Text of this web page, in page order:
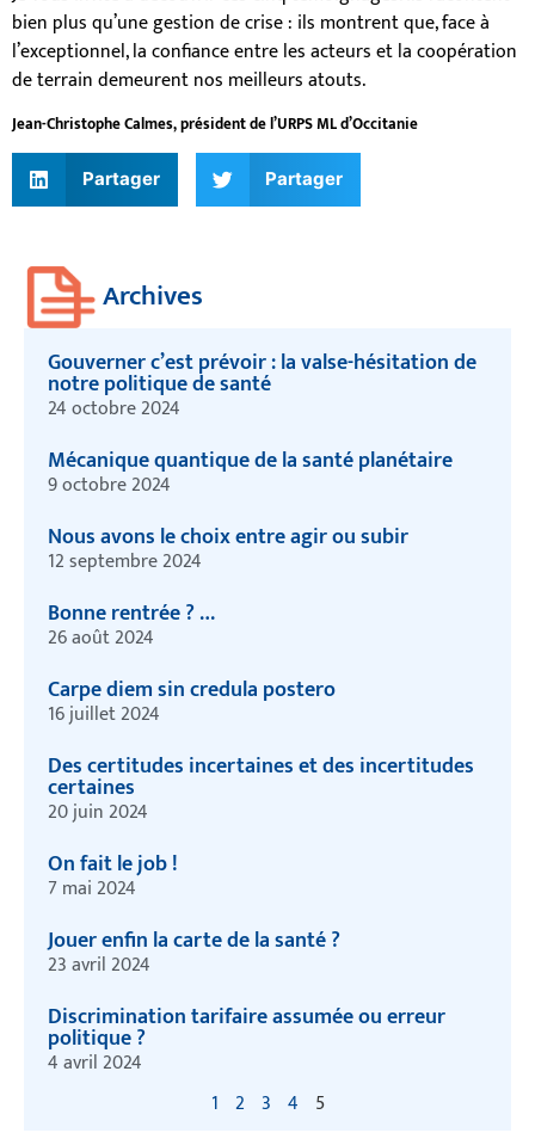
bien plus qu’une gestion de crise : ils montrent que, face à
l’exceptionnel, la confiance entre les acteurs et la coopération
de terrain demeurent nos meilleurs atouts.
Jean-Christophe Calmes, président de l’URPS ML d’Occitanie
Partager Partager
Archives
Gouverner c’est prévoir : la valse-hésitation de
notre politique de santé
24 octobre 2024
Mécanique quantique de la santé planétaire
9 octobre 2024
Nous avons le choix entre agir ou subir
12 septembre 2024
Bonne rentrée ? …
26 août 2024
Carpe diem sin credula postero
16 juillet 2024
Des certitudes incertaines et des incertitudes
certaines
20 juin 2024
On fait le job !
7 mai 2024
Jouer enfin la carte de la santé ?
23 avril 2024
Discrimination tarifaire assumée ou erreur
politique ?
4 avril 2024
1 2 3 4 5